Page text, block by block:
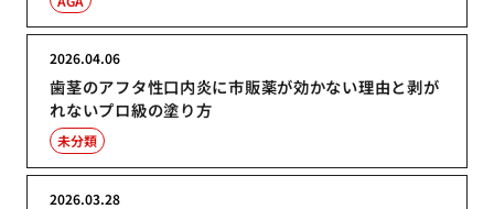
歯茎のアフタ性口内炎に市販薬が効かない理由と剥が
れないプロ級の塗り方
2026.04.06
未分類
2026.03.28